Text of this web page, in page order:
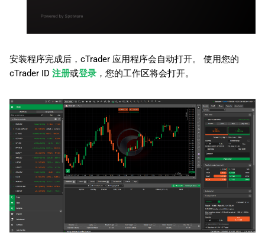
安装程序完成后，cTrader 应用程序会自动打开。 使用您的
cTrader ID 注册或登录 ，您的工作区将会打开。